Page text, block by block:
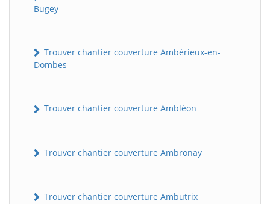
Bugey
Trouver chantier couverture Ambérieux-en-
Dombes
Trouver chantier couverture Ambléon
Trouver chantier couverture Ambronay
Trouver chantier couverture Ambutrix